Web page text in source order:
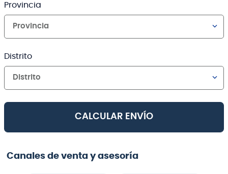
Provincia
Provincia
Distrito
Distrito
CALCULAR ENVÍO
Canales de venta y asesoría